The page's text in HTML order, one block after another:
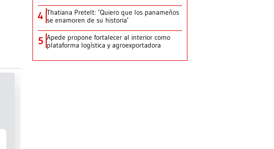
4 Thatiana Pretelt: ‘Quiero que los panameños
se enamoren de su historia’
5 Apede propone fortalecer al interior como
plataforma logística y agroexportadora